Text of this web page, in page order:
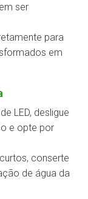
ser
para
em
LED, desligue
e opte por
conserte
de água da